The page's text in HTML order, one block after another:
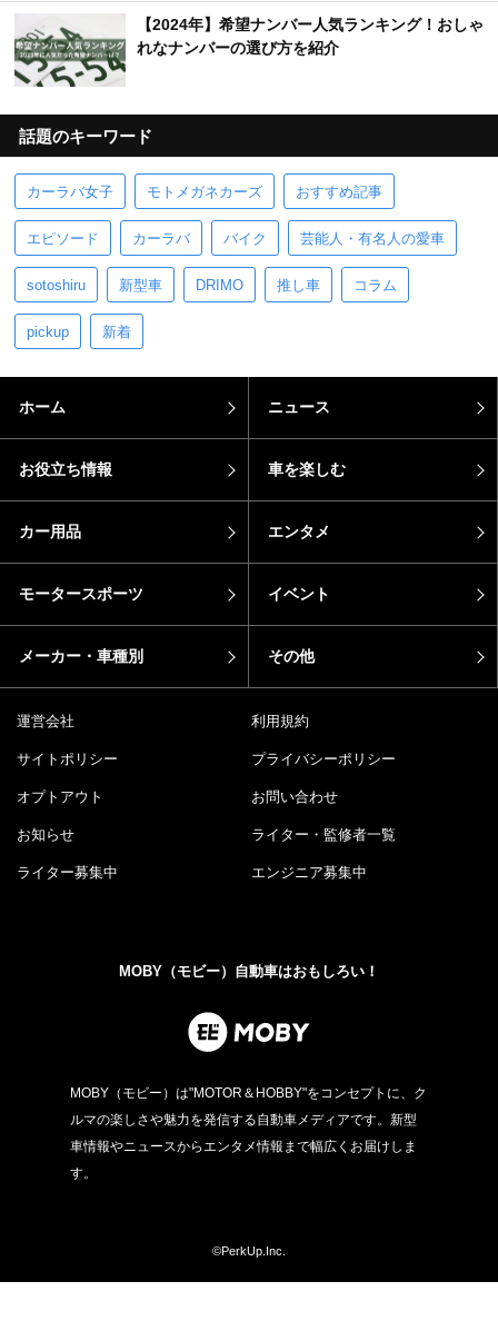
【2024年】希望ナンバー人気ランキング！おしゃ
れなナンバーの選び方を紹介
話題のキーワード
カーラバ女子 モトメガネカーズ おすすめ記事
エピソード カーラバ バイク 芸能人・有名人の愛車
sotoshiru 新型車 DRIMO 推し車 コラム
pickup 新着
ホーム ニュース
お役立ち情報 車を楽しむ
カー用品 エンタメ
モータースポーツ イベント
メーカー・車種別 その他
運営会社 利用規約
サイトポリシー プライバシーポリシー
オプトアウト お問い合わせ
お知らせ ライター・監修者一覧
ライター募集中 エンジニア募集中
MOBY（モビー）自動車はおもしろい！
MOBY（モビー）は"MOTOR＆HOBBY"をコンセプトに、ク
ルマの楽しさや魅力を発信する自動車メディアです。新型
車情報やニュースからエンタメ情報まで幅広くお届けしま
す。
©PerkUp.Inc.